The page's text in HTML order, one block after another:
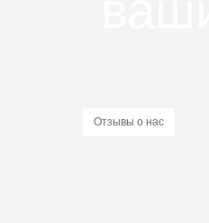
Отзывы о нас